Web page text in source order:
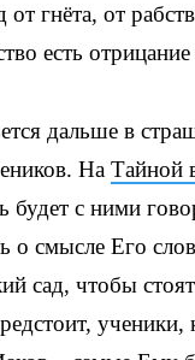
гнёта, от
есть
дальше в
На Тайной
будет с ними
о смысле Его
сад, чтобы